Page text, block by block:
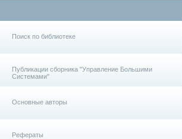
Поиск по библиотеке
Публикации сборника "Управление Большими
Системами"
Основные авторы
Рефераты